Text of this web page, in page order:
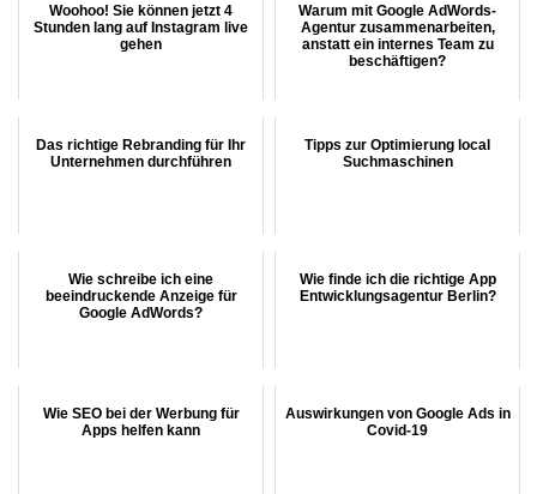
Woohoo! Sie können jetzt 4
Stunden lang auf Instagram live
gehen
Warum mit Google AdWords-
Agentur zusammenarbeiten,
anstatt ein internes Team zu
beschäftigen?
Das richtige Rebranding für Ihr
Unternehmen durchführen
Tipps zur Optimierung local
Suchmaschinen
Wie schreibe ich eine
beeindruckende Anzeige für
Google AdWords?
Wie finde ich die richtige App
Entwicklungsagentur Berlin?
Wie SEO bei der Werbung für
Apps helfen kann
Auswirkungen von Google Ads in
Covid-19